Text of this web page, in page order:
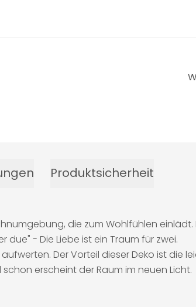
Produktsicherheit
die zum Wohlfühlen einlädt.
- Die Liebe ist ein Traum für zwei.
Der Vorteil dieser Deko ist die
erscheint der Raum im neuen Licht.